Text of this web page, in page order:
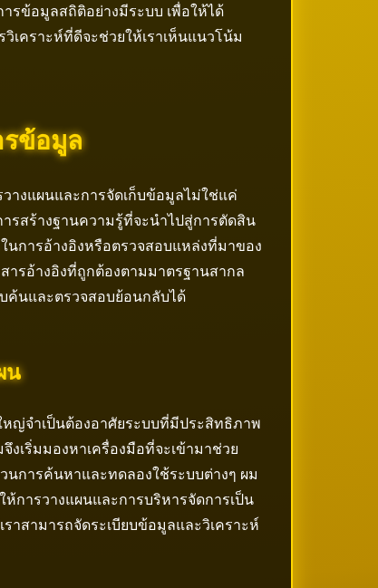
รข้อมูลสถิติอย่างมีระบบ เพื่อให้ได้
เคราะห์ที่ดีจะช่วยให้เราเห็นแนวโน้ม
ข้อมูล
างแผนและการจัดเก็บข้อมูลไม่ใช่แค่
รสร้างฐานความรู้ที่จะนำไปสู่การตัดสิน
การอ้างอิงหรือตรวจสอบแหล่งที่มาของ
ารอ้างอิงที่ถูกต้องตามมาตรฐานสากล
บค้นและตรวจสอบย้อนกลับได้
น
ญ่จำเป็นต้องอาศัยระบบที่มีประสิทธิภาพ
งเริ่มมองหาเครื่องมือที่จะเข้ามาช่วย
การค้นหาและทดลองใช้ระบบต่างๆ ผม
การวางแผนและการบริหารจัดการเป็น
าสามารถจัดระเบียบข้อมูลและวิเคราะห์